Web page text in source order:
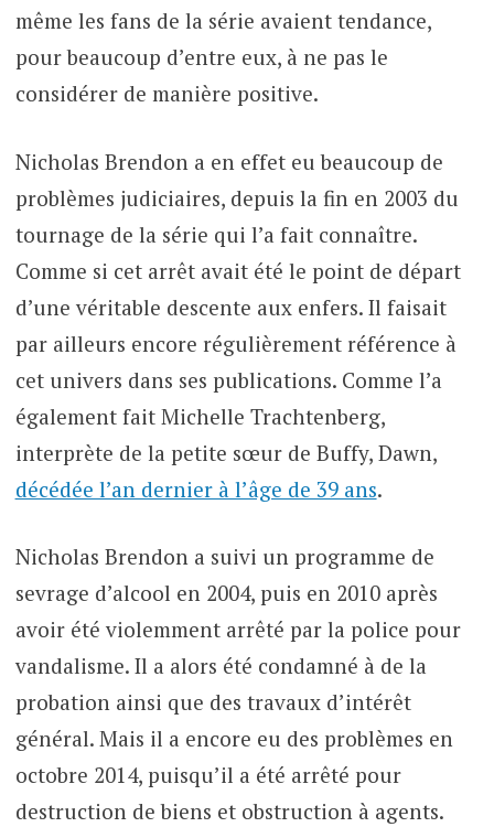
même les fans de la série avaient tendance,
pour beaucoup d’entre eux, à ne pas le
considérer de manière positive.
Nicholas Brendon a en effet eu beaucoup de
problèmes judiciaires, depuis la fin en 2003 du
tournage de la série qui l’a fait connaître.
Comme si cet arrêt avait été le point de départ
d’une véritable descente aux enfers. Il faisait
par ailleurs encore régulièrement référence à
cet univers dans ses publications. Comme l’a
également fait Michelle Trachtenberg,
interprète de la petite sœur de Buffy, Dawn,
décédée l’an dernier à l’âge de 39 ans.
Nicholas Brendon a suivi un programme de
sevrage d’alcool en 2004, puis en 2010 après
avoir été violemment arrêté par la police pour
vandalisme. Il a alors été condamné à de la
probation ainsi que des travaux d’intérêt
général. Mais il a encore eu des problèmes en
octobre 2014, puisqu’il a été arrêté pour
destruction de biens et obstruction à agents.